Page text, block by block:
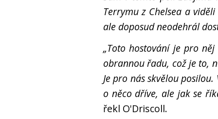
Terrymu z Chelsea a
ale doposud neodehrál
„Toto hostování je pro
obrannou řadu, což je to,
Je pro nás skvělou
o něco dříve, ale jak se
řekl O'Driscoll.